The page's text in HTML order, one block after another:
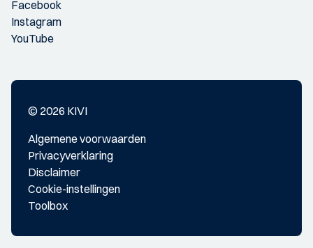
Facebook
Instagram
YouTube
© 2026 KIVI
Algemene voorwaarden
Privacyverklaring
Disclaimer
Cookie-instellingen
Toolbox